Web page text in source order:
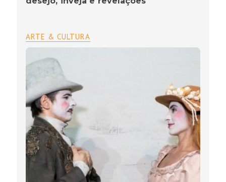
ARTE & CULTURA